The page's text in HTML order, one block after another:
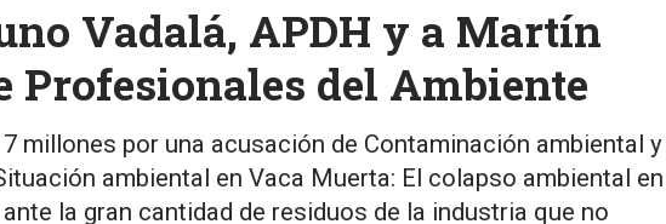
Vadalá, APDH y a Martín
Profesionales del Ambiente
millones por una acusación de Contaminación ambiental y
ambiental en Vaca Muerta: El colapso ambiental en
la gran cantidad de residuos de la industria que no